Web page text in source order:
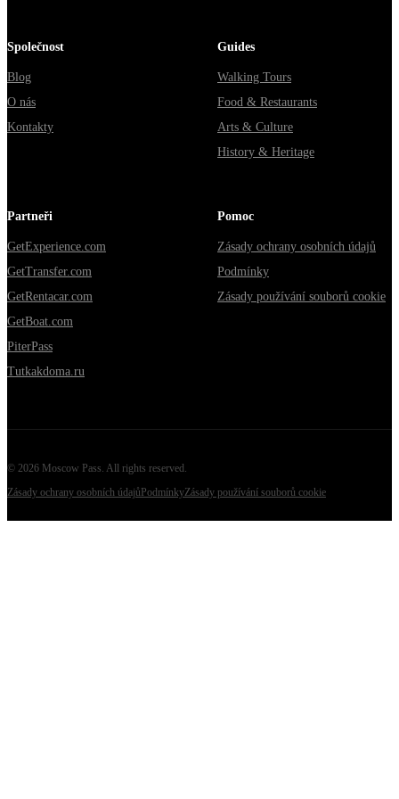
Společnost
Blog
O nás
Kontakty
Guides
Walking Tours
Food & Restaurants
Arts & Culture
History & Heritage
Partneři
GetExperience.com
GetTransfer.com
GetRentacar.com
GetBoat.com
PiterPass
Tutkakdoma.ru
Pomoc
Zásady ochrany osobních údajů
Podmínky
Zásady používání souborů cookie
© 2026 Moscow Pass. All rights reserved.
Zásady ochrany osobních údajůPodmínkyZásady používání souborů cookie